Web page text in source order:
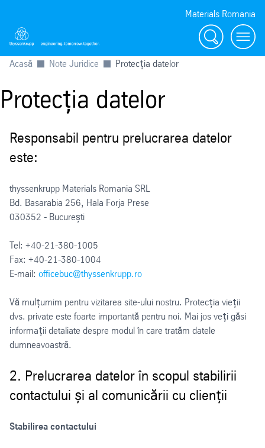
Materials Romania
Căutare
Acasă Note Juridice Protecția datelor
Protecția datelor
Responsabil pentru prelucrarea datelor
este:
thyssenkrupp Materials Romania SRL
Bd. Basarabia 256, Hala Forja Prese
030352 - București
Tel: +40-21-380-1005
Fax: +40-21-380-1004
E-mail: officebuc@thyssenkrupp.ro
Vă mulțumim pentru vizitarea site-ului nostru. Protecția vieții
dvs. private este foarte importantă pentru noi. Mai jos veți găsi
informații detaliate despre modul în care tratăm datele
dumneavoastră.
2. Prelucrarea datelor în scopul stabilirii
contactului și al comunicării cu clienții
Stabilirea contactului